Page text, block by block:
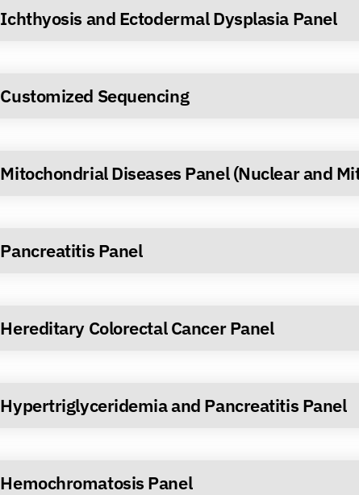
Ichthyosis and Ectodermal Dysplasia Panel
Customized Sequencing
Mitochondrial Diseases Panel (Nuclear and
Pancreatitis Panel
Hereditary Colorectal Cancer Panel
Hypertriglyceridemia and Pancreatitis Panel
Hemochromatosis Panel